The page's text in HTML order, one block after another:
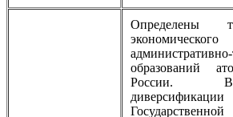
Определены
образований
России.